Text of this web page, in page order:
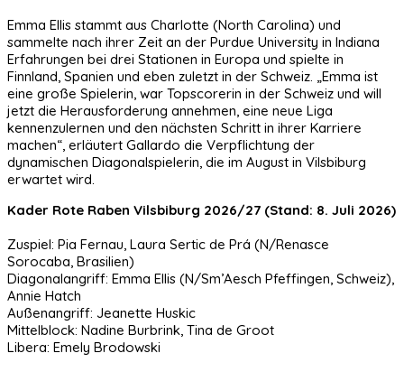
Emma Ellis stammt aus Charlotte (North Carolina) und
sammelte nach ihrer Zeit an der Purdue University in Indiana
Erfahrungen bei drei Stationen in Europa und spielte in
Finnland, Spanien und eben zuletzt in der Schweiz. „Emma ist
eine große Spielerin, war Topscorerin in der Schweiz und will
jetzt die Herausforderung annehmen, eine neue Liga
kennenzulernen und den nächsten Schritt in ihrer Karriere
machen“, erläutert Gallardo die Verpflichtung der
dynamischen Diagonalspielerin, die im August in Vilsbiburg
erwartet wird.
Kader Rote Raben Vilsbiburg 2026/27 (Stand: 8. Juli 2026)
Zuspiel: Pia Fernau, Laura Sertic de Prá (N/Renasce
Sorocaba, Brasilien)
Diagonalangriff: Emma Ellis (N/Sm’Aesch Pfeffingen, Schweiz),
Annie Hatch
Außenangriff: Jeanette Huskic
Mittelblock: Nadine Burbrink, Tina de Groot
Libera: Emely Brodowski